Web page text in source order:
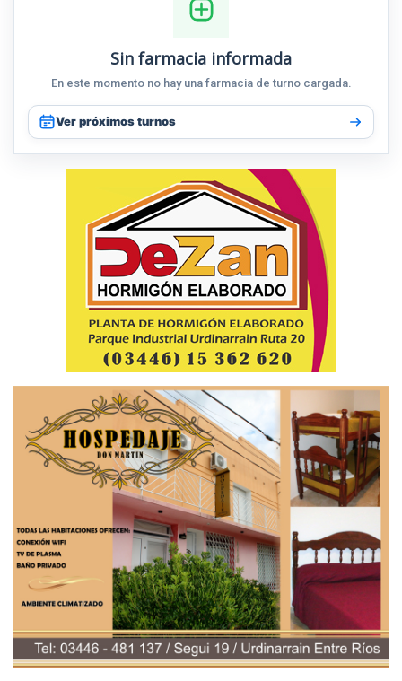
Sin farmacia informada
En este momento no hay una farmacia de turno cargada.
Ver próximos turnos